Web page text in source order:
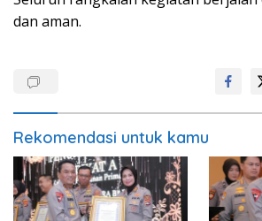
dan aman.
Rekomendasi untuk kamu